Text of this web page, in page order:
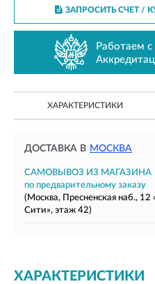
ЗАПРОСИТЬ СЧЕТ /
Работаем
ХАРАКТЕРИСТИКИ
ДОСТАВКА В МОСКВА
САМОВЫВОЗ ИЗ МАГАЗИНА
по предварительному заказу
(Москва, Пресненская наб.,
Сити», этаж 42)
ХАРАКТЕРИСТИКИ